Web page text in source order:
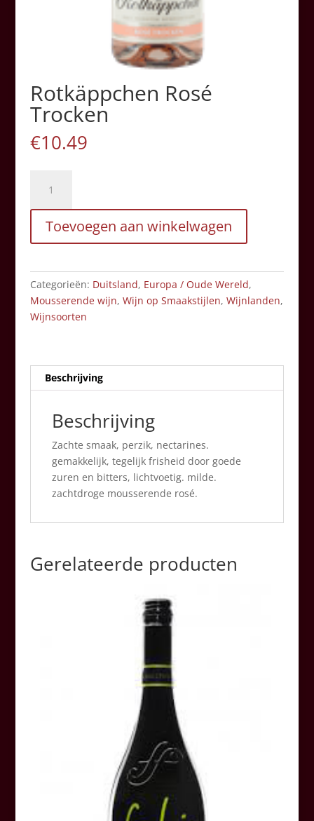
Rotkäppchen Rosé
Trocken
€10.49
Rosé
Trocken
aantal
Toevoegen aan winkelwagen
Categorieën: Duitsland, Europa / Oude Wereld,
Mousserende wijn, Wijn op Smaakstijlen, Wijnlanden,
Wijnsoorten
Beschrijving
Beschrijving
Zachte smaak, perzik, nectarines.
gemakkelijk, tegelijk frisheid door goede
zuren en bitters, lichtvoetig. milde.
zachtdroge mousserende rosé.
Gerelateerde producten